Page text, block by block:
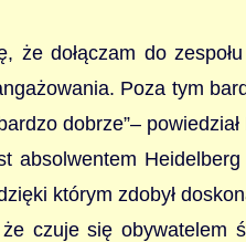
że dołączam do
Poza tym
dobrze”–
absolwentem
którym zdobył
czuje się obywatelem